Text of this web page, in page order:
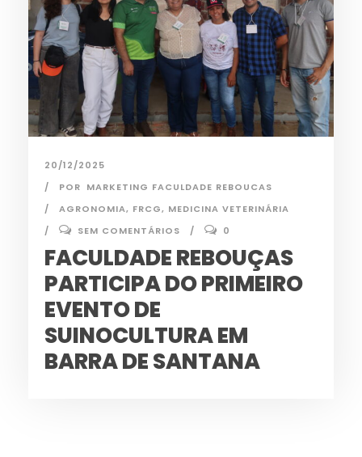
20/12/2025
POR MARKETING FACULDADE REBOUCAS
AGRONOMIA, FRCG, MEDICINA VETERINÁRIA
SEM COMENTÁRIOS
0
FACULDADE REBOUÇAS
PARTICIPA DO PRIMEIRO
EVENTO DE
SUINOCULTURA EM
BARRA DE SANTANA